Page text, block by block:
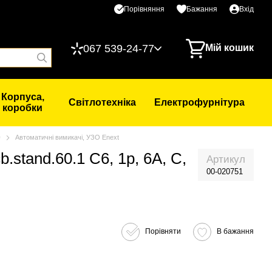
Порівняння Бажання Вхід
067 539-24-77 Мій кошик
Корпуса,
коробки
Світлотехніка Електрофурнітура
Автоматичні вимикачі, УЗО Enext
C6, 1p, 6A, C,
Артикул
00-020751
Порівняти В бажання